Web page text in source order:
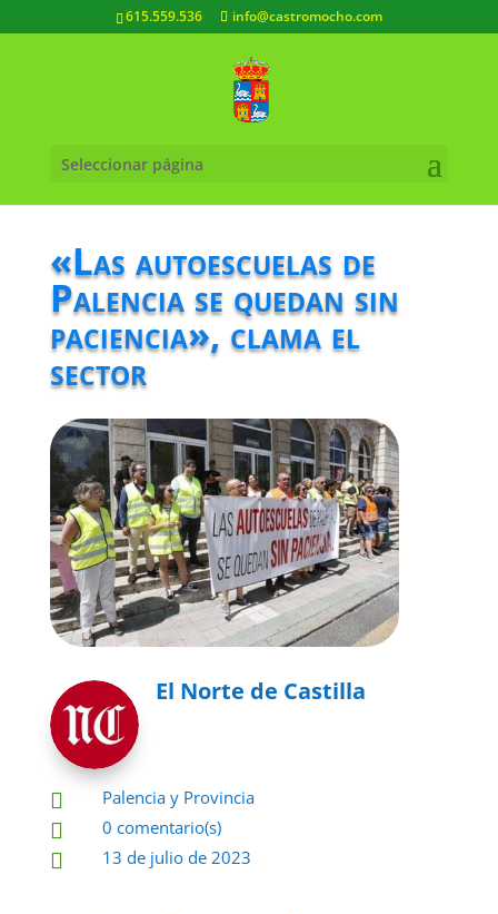
615.559.536 info@castromocho.com
Seleccionar página
«Las autoescuelas de
Palencia se quedan sin
paciencia», clama el
sector
El Norte de Castilla
 Palencia y Provincia
 0 comentario(s)
 13 de julio de 2023